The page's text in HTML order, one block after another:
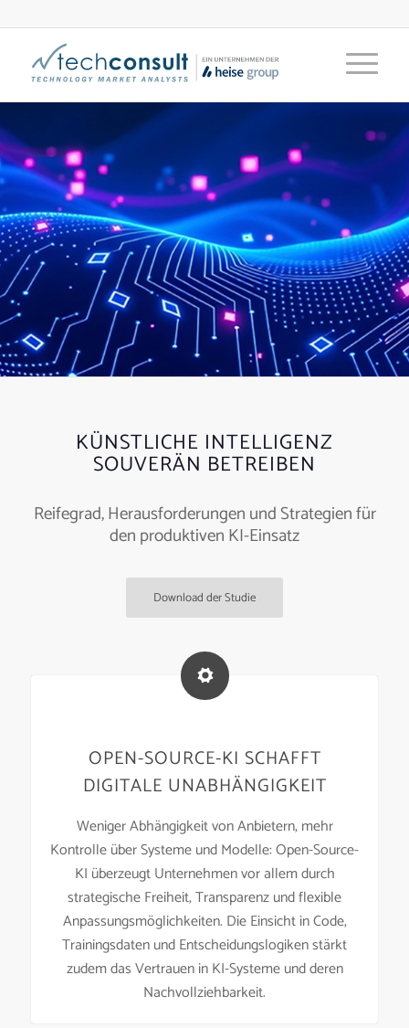
KÜNSTLICHE INTELLIGENZ
SOUVERÄN BETREIBEN
Reifegrad, Herausforderungen und Strategien für
den produktiven KI-Einsatz
Download der Studie
OPEN-SOURCE-KI SCHAFFT
DIGITALE UNABHÄNGIGKEIT
Weniger Abhängigkeit von Anbietern, mehr
Kontrolle über Systeme und Modelle: Open-Source-
KI überzeugt Unternehmen vor allem durch
strategische Freiheit, Transparenz und flexible
Anpassungsmöglichkeiten. Die Einsicht in Code,
Trainingsdaten und Entscheidungslogiken stärkt
zudem das Vertrauen in KI-Systeme und deren
Nachvollziehbarkeit.